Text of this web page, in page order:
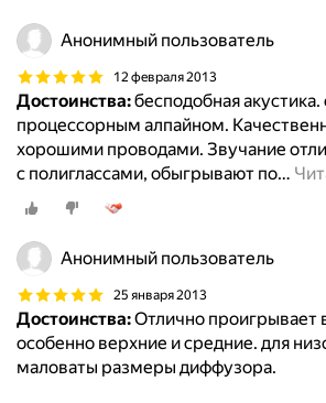
Анонимный пользователь
12 февраля 2013
Достоинства:бесподобная
процессорным алпайном.
хорошими проводами. Звучание
с полиглассами, обыгрывают по…
Анонимный пользователь
25 января 2013
Достоинства:Отлично проигрывает
особенно верхние и средние. для
маловаты размеры диффузора.